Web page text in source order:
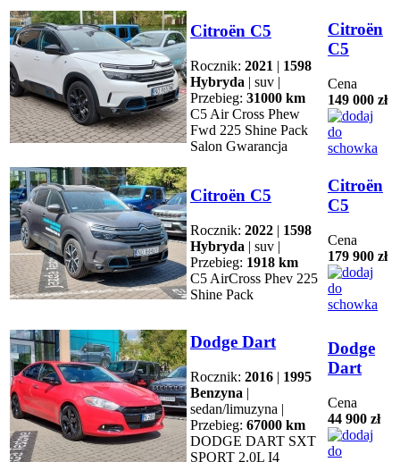
Citroën C5
Rocznik: 2021 | 1598
Hybryda | suv |
Przebieg: 31000 km
C5 Air Cross Phew
Fwd 225 Shine Pack
Salon Gwarancja
Citroën
C5
Cena
149 000 zł
Citroën C5
Rocznik: 2022 | 1598
Hybryda | suv |
Przebieg: 1918 km
C5 AirCross Phev 225
Shine Pack
Citroën
C5
Cena
179 900 zł
Dodge Dart
Rocznik: 2016 | 1995
Benzyna |
sedan/limuzyna |
Przebieg: 67000 km
DODGE DART SXT
SPORT 2.0L I4
Dodge
Dart
Cena
44 900 zł